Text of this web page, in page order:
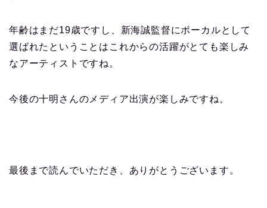
年齢はまだ19歳ですし、新海誠監督にボーカルとして
選ばれたということはこれからの活躍がとても楽しみ
なアーティストですね。
今後の十明さんのメディア出演が楽しみですね。
最後まで読んでいただき、ありがとうございます。